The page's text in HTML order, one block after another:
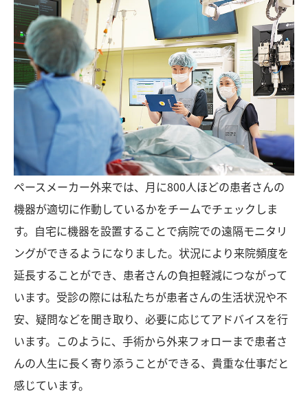
ペースメーカー外来では、月に800人ほどの患者さんの
機器が適切に作動しているかをチームでチェックしま
す。自宅に機器を設置することで病院での遠隔モニタリ
ングができるようになりました。状況により来院頻度を
延長することができ、患者さんの負担軽減につながって
います。受診の際には私たちが患者さんの生活状況や不
安、疑問などを聞き取り、必要に応じてアドバイスを行
います。このように、手術から外来フォローまで患者さ
んの人生に長く寄り添うことができる、貴重な仕事だと
感じています。